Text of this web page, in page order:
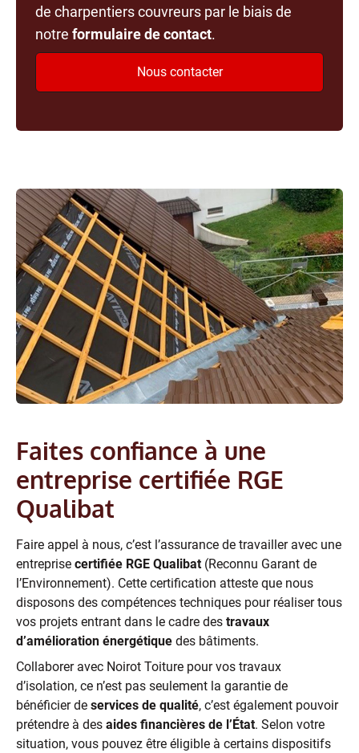
de charpentiers couvreurs par le biais de
notre formulaire de contact.
Nous contacter
Faites confiance à une
entreprise certifiée RGE
Qualibat
Faire appel à nous, c’est l’assurance de travailler avec une
entreprise certifiée RGE Qualibat (Reconnu Garant de
l’Environnement). Cette certification atteste que nous
disposons des compétences techniques pour réaliser tous
vos projets entrant dans le cadre des travaux
d’amélioration énergétique des bâtiments.
Collaborer avec Noirot Toiture pour vos travaux
d’isolation, ce n’est pas seulement la garantie de
bénéficier de services de qualité, c’est également pouvoir
prétendre à des aides financières de l’État. Selon votre
situation, vous pouvez être éligible à certains dispositifs